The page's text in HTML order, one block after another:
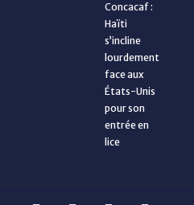
Concacaf :
Haïti
s’incline
lourdement
face aux
États-Unis
pour son
entrée en
lice